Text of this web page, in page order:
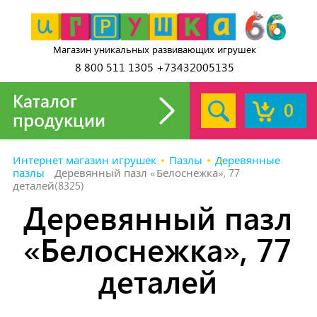
Магазин уникальных развивающих игрушек
8 800 511 1305 +73432005135
0
Каталог
продукции
Интернет магазин игрушек Пазлы
Деревянные
пазлы
Деревянный пазл «Белоснежка», 77
деталей(8325)
Деревянный пазл
«Белоснежка», 77
деталей